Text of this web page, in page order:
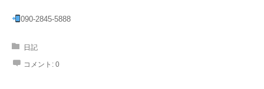
090-2845-5888
日記
コメント: 0